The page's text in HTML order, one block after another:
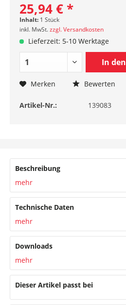
25,94 € *
Inhalt: 1 Stück
inkl. MwSt.zzgl. Versandkosten
Lieferzeit: 5-10 Werktage
In den
Merken Bewerten
Artikel-Nr.: 139083
Beschreibung
mehr
Technische Daten
mehr
Downloads
mehr
Dieser Artikel passt bei